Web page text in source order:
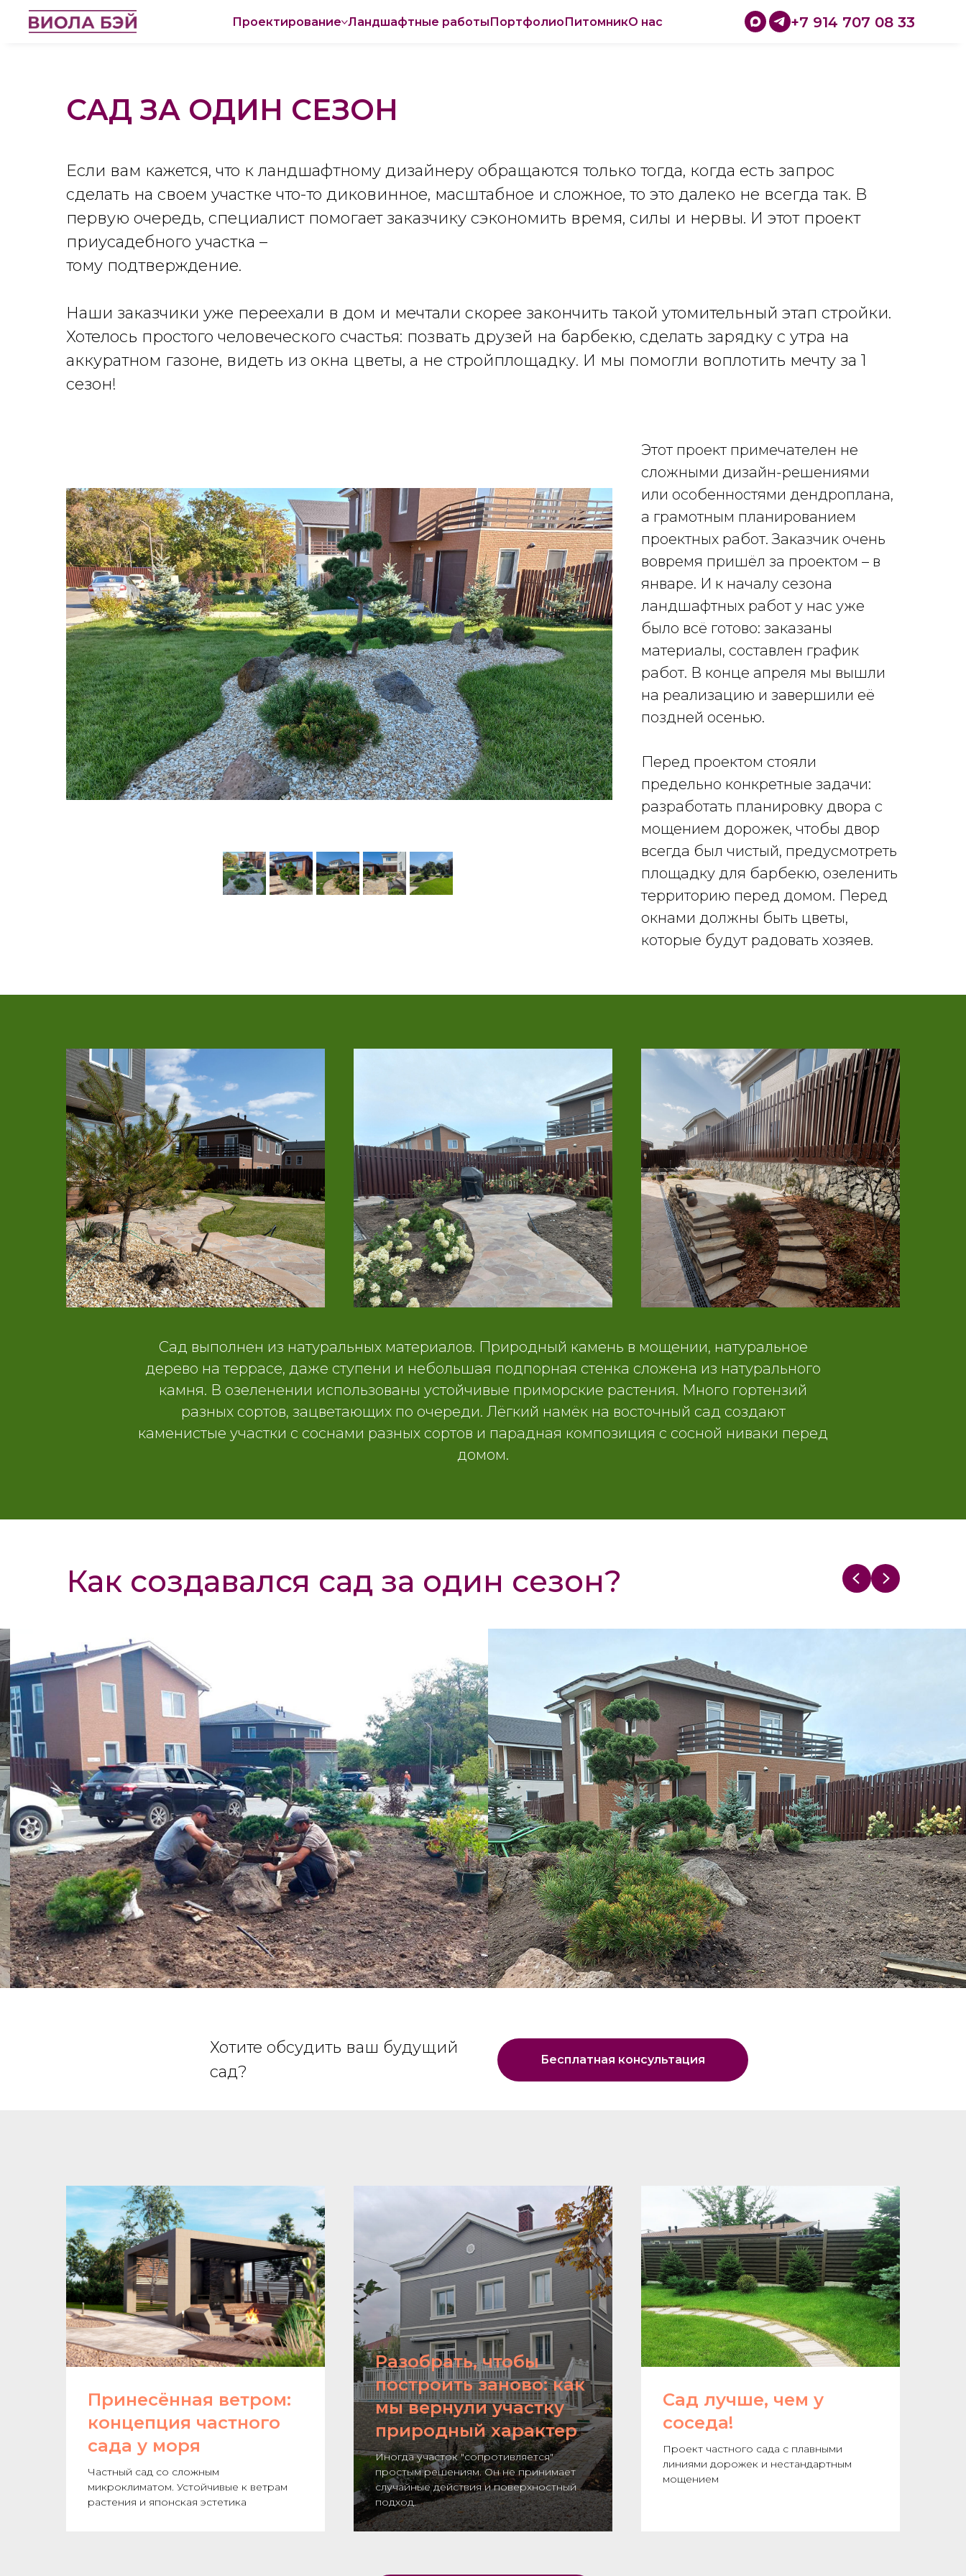
Проектирование Ландшафтные работыПортфолиоПитомникО нас +7 914 707 08 33
САД ЗА ОДИН СЕЗОН
Если вам кажется, что к ландшафтному дизайнеру обращаются только тогда, когда есть запрос
сделать на своем участке что-то диковинное, масштабное и сложное, то это далеко не всегда так. В
первую очередь, специалист помогает заказчику сэкономить время, силы и нервы. И этот проект
приусадебного участка –
тому подтверждение.
Наши заказчики уже переехали в дом и мечтали скорее закончить такой утомительный этап стройки.
Хотелось простого человеческого счастья: позвать друзей на барбекю, сделать зарядку с утра на
аккуратном газоне, видеть из окна цветы, а не стройплощадку. И мы помогли воплотить мечту за 1
сезон!
Этот проект примечателен не
сложными дизайн-решениями
или особенностями дендроплана,
а грамотным планированием
проектных работ. Заказчик очень
вовремя пришёл за проектом – в
январе. И к началу сезона
ландшафтных работ у нас уже
было всё готово: заказаны
материалы, составлен график
работ. В конце апреля мы вышли
на реализацию и завершили её
поздней осенью.
Перед проектом стояли
предельно конкретные задачи:
разработать планировку двора с
мощением дорожек, чтобы двор
всегда был чистый, предусмотреть
площадку для барбекю, озеленить
территорию перед домом. Перед
окнами должны быть цветы,
которые будут радовать хозяев.
Сад выполнен из натуральных материалов. Природный камень в мощении, натуральное
дерево на террасе, даже ступени и небольшая подпорная стенка сложена из натурального
камня. В озеленении использованы устойчивые приморские растения. Много гортензий
разных сортов, зацветающих по очереди. Лёгкий намёк на восточный сад создают
каменистые участки с соснами разных сортов и парадная композиция с сосной ниваки перед
домом.
Как создавался сад за один сезон?
Хотите обсудить ваш будущий
сад?
Бесплатная консультация
Принесённая ветром:
концепция частного
сада у моря
Частный сад со сложным
микроклиматом. Устойчивые к ветрам
растения и японская эстетика
Разобрать, чтобы
построить заново: как
мы вернули участку
природный характер
Иногда участок "сопротивляется"
простым решениям. Он не принимает
случайные действия и поверхностный
подход.
Сад лучше, чем у
соседа!
Проект частного сада с плавными
линиями дорожек и нестандартным
мощением